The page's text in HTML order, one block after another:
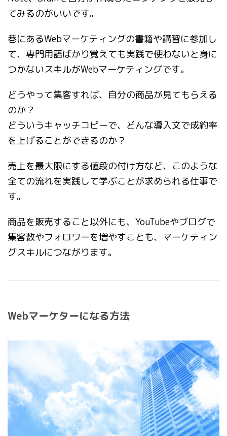
てみるのがいいです。
巷にあるWebマーケティングの書籍や講習に参加し
て、専門用語ばかり覚えても実践で使わないと身に
つかないスキルがWebマーケティングです。
どうやって集客すれば、自分の商品が見てもらえる
のか？
どういうキャッチコピーで、どんな導入文で成約率
を上げることができるのか？
売上を最大限にする値段の付け方など、このような
全ての流れを実践して学ぶことが求められる仕事で
す。
商品を販売すること以外にも、YouTubeやブログで
集客数やフォロワーを増やすことも、マーケティン
グスキルにつながります。
Webマーケターになる方法